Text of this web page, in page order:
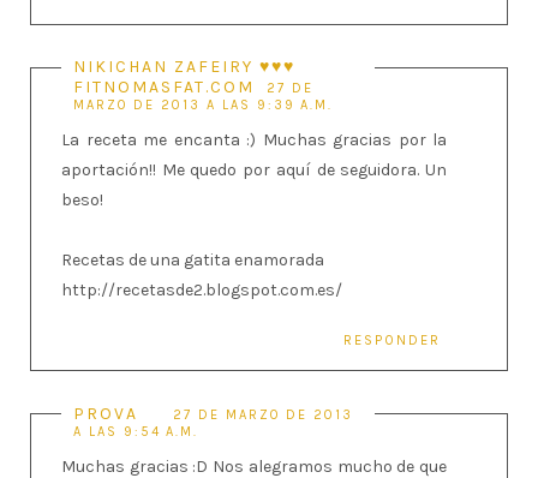
NIKICHAN ZAFEIRY ♥♥♥
FITNOMASFAT.COM
27 DE
MARZO DE 2013 A LAS 9:39 A.M.
La receta me encanta :) Muchas gracias por la
aportación!! Me quedo por aquí de seguidora. Un
beso!
Recetas de una gatita enamorada
http://recetasde2.blogspot.com.es/
RESPONDER
PROVA
27 DE MARZO DE 2013
A LAS 9:54 A.M.
Muchas gracias :D Nos alegramos mucho de que